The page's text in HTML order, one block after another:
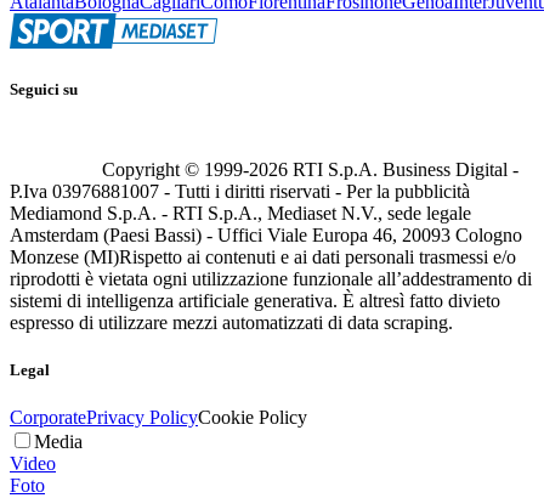
Seguici su
Copyright © 1999-2026 RTI S.p.A. Business Digital -
P.Iva 03976881007 - Tutti i diritti riservati - Per la pubblicità
Mediamond S.p.A. - RTI S.p.A., Mediaset N.V., sede legale
Amsterdam (Paesi Bassi) - Uffici Viale Europa 46, 20093 Cologno
Monzese (MI)Rispetto ai contenuti e ai dati personali trasmessi e/o
riprodotti è vietata ogni utilizzazione funzionale all’addestramento di
sistemi di intelligenza artificiale generativa. È altresì fatto divieto
espresso di utilizzare mezzi automatizzati di data scraping.
Legal
CorporatePrivacy PolicyCookie Policy
Media
Video
Foto